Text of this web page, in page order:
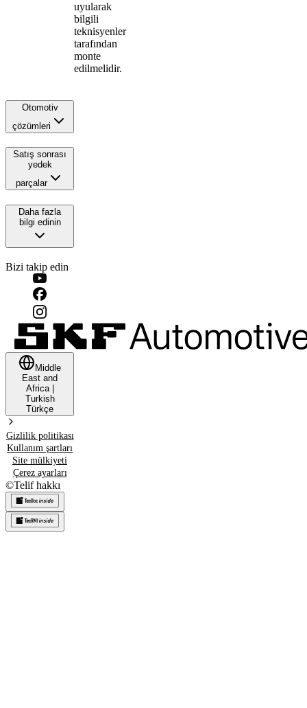
uyularak
bilgili
teknisyenler
tarafından
monte
edilmelidir.
Otomotiv
çözümleri
Satış sonrası
yedek
parçalar
Daha fazla
bilgi edinin
Bizi takip edin
Middle
East and
Africa|
Turkish
Türkçe
Gizlilik politikası
Kullanım şartları
Site mülkiyeti
Çerez ayarları
©Telif hakkı